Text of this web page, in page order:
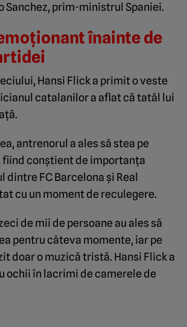
Sanchez, prim-ministrul Spaniei.
înainte de
Hansi Flick a primit o veste
catalanilor a aflat că tatăl lui
antrenorul a ales să stea pe
fiind conștient de importanța
dintre FC Barcelona și Real
cu un moment de reculegere.
de mii de persoane au ales să
pentru câteva momente, iar pe
doar o muzică tristă. Hansi Flick a
ochii în lacrimi de camerele de